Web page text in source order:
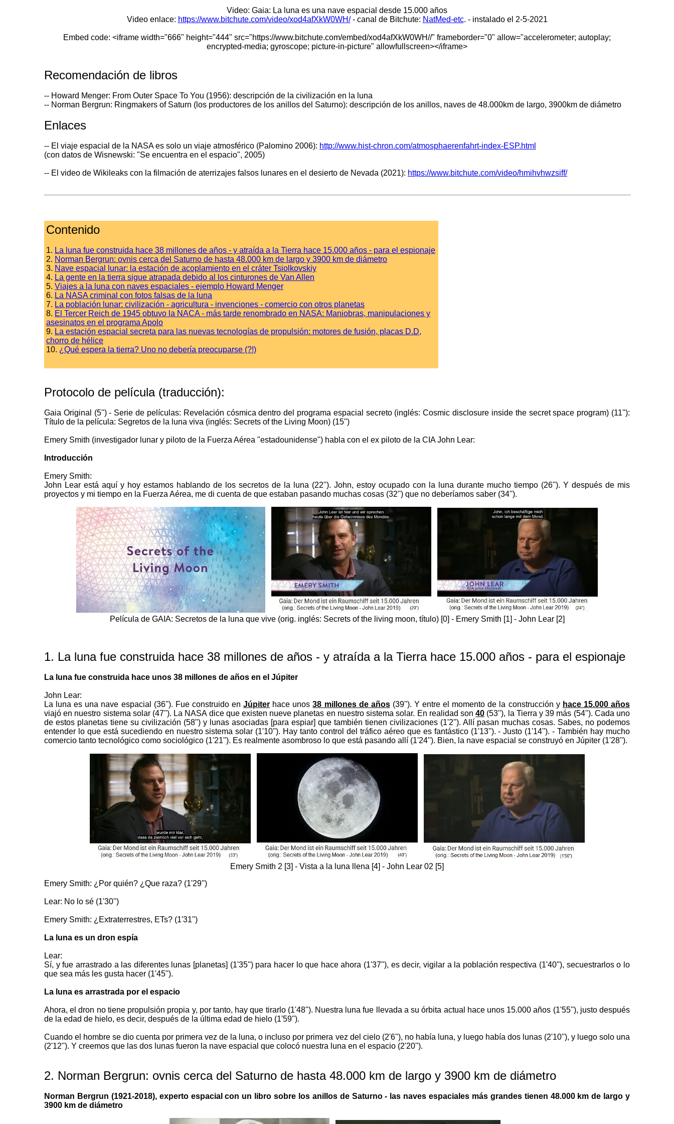
Video: Gaia: La luna es una nave espacial desde 15.000 años
Video enlace: https://www.bitchute.com/video/xod4afXkW0WH/- canal de Bitchute: NatMed-etc. - instalado el 2-5-2021
Embed code: <iframe width="666" height="444" src="https://www.bitchute.com/embed/xod4afXkW0WH//" frameborder="0" allow="accelerometer; autoplay;
encrypted-media; gyroscope; picture-in-picture" allowfullscreen></iframe>
Recomendación de libros
-- Howard Menger: From Outer Space To You (1956): descripción de la civilización en la luna
-- Norman Bergrun: Ringmakers of Saturn (los productores de los anillos del Saturno): descripción de los anillos, naves de 48.000km de largo, 3900km de diámetro
Enlaces
-- El viaje espacial de la NASA es solo un viaje atmosférico (Palomino 2006): http://www.hist-chron.com/atmosphaerenfahrt-index-ESP.html
(con datos de Wisnewski: "Se encuentra en el espacio", 2005)
-- El video de Wikileaks con la filmación de aterrizajes falsos lunares en el desierto de Nevada (2021): https://www.bitchute.com/video/hmihvhwzsiff/
Contenido
1. La luna fue construida hace 38 millones de años - y atraída a la Tierra hace 15.000 años - para el espionaje
2. Norman Bergrun: ovnis cerca del Saturno de hasta 48.000 km de largo y 3900 km de diámetro
3. Nave espacial lunar: la estación de acoplamiento en el cráter Tsiolkovskiy
4. La gente en la tierra sigue atrapada debido al los cinturones de Van Allen
5. Viajes a la luna con naves espaciales - ejemplo Howard Menger
6. La NASA criminal con fotos falsas de la luna
7. La población lunar: civilización - agricultura - invenciones - comercio con otros planetas
8. El Tercer Reich de 1945 obtuvo la NACA - más tarde renombrado en NASA: Maniobras, manipulaciones y
asesinatos en el programa Apolo
9. La estación espacial secreta para las nuevas tecnologías de propulsión: motores de fusión, placas D.D,
chorro de hélice
10. ¿Qué espera la tierra? Uno no debería preocuparse (?!)
Protocolo de película (traducción):
Gaia Original (5'') - Serie de películas: Revelación cósmica dentro del programa espacial secreto (inglés: Cosmic disclosure inside the secret space program) (11''):
Título de la película: Segretos de la luna viva (inglés: Secrets of the Living Moon) (15'')
Emery Smith (investigador lunar y piloto de la Fuerza Aérea "estadounidense") habla con el ex piloto de la CIA John Lear:
Introducción
Emery Smith:
John Lear está aquí y hoy estamos hablando de los secretos de la luna (22''). John, estoy ocupado con la luna durante mucho tiempo (26''). Y después de mis
proyectos y mi tiempo en la Fuerza Aérea, me di cuenta de que estaban pasando muchas cosas (32'') que no deberíamos saber (34'').
Película de GAIA: Secretos de la luna que vive (orig. inglés: Secrets of the living moon, título) [0] - Emery Smith [1] - John Lear [2]
1. La luna fue construida hace 38 millones de años - y atraída a la Tierra hace 15.000 años - para el espionaje
La luna fue construida hace unos 38 millones de años en el Júpiter
John Lear:
La luna es una nave espacial (36''). Fue construido enJúpiter hace unos38 millones de años(39''). Y entre el momento de la construcción y hace 15.000 años
viajó en nuestro sistema solar (47''). La NASA dice que existen nueve planetas en nuestro sistema solar. En realidad son40 (53''), la Tierra y 39 más (54''). Cada uno
de estos planetas tiene su civilización (58'') y lunas asociadas [para espiar] que también tienen civilizaciones (1'2''). Allí pasan muchas cosas. Sabes, no podemos
entender lo que está sucediendo en nuestro sistema solar (1'10''). Hay tanto control del tráfico aéreo que es fantástico (1'13''). - Justo (1'14''). - También hay mucho
comercio tanto tecnológico como sociológico (1'21''). Es realmente asombroso lo que está pasando allí (1'24''). Bien, la nave espacial se construyó en Júpiter (1'28'').
Emery Smith 2 [3] - Vista a la luna llena [4] - John Lear 02 [5]
Emery Smith: ¿Por quién? ¿Que raza? (1'29'')
Lear: No lo sé (1'30'')
Emery Smith: ¿Extraterrestres, ETs? (1'31'')
La luna es un dron espía
Lear:
Sí, y fue arrastrado a las diferentes lunas [planetas] (1'35'') para hacer lo que hace ahora (1'37''), es decir, vigilar a la población respectiva (1'40''), secuestrarlos o lo
que sea más les gusta hacer (1'45'').
La luna es arrastrada por el espacio
Ahora, el dron no tiene propulsión propia y, por tanto, hay que tirarlo (1'48''). Nuestra luna fue llevada a su órbita actual hace unos 15.000 años (1'55''), justo después
de la edad de hielo, es decir, después de la última edad de hielo (1'59'').
Cuando el hombre se dio cuenta por primera vez de la luna, o incluso por primera vez del cielo (2'6''), no había luna, y luego había dos lunas (2'10''), y luego solo una
(2'12''). Y creemos que las dos lunas fueron la nave espacial que colocó nuestra luna en el espacio (2'20'').
2. Norman Bergrun: ovnis cerca del Saturno de hasta 48.000 km de largo y 3900 km de diámetro
Norman Bergrun (1921-2018), experto espacial con un libro sobre los anillos de Saturno - las naves espaciales más grandes tienen 48.000 km de largo y
3900 km de diámetro